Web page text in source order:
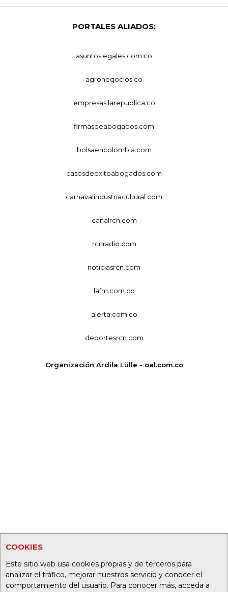
COOKIES
Este sitio web usa cookies propias y de terceros para
analizar el tráfico, mejorar nuestros servicio y conocer el
comportamiento del usuario. Para conocer más, acceda a
PORTALES ALIADOS:
asuntoslegales.com.co
agronegocios.co
empresas.larepublica.co
firmasdeabogados.com
bolsaencolombia.com
casosdeexitoabogados.com
carnavalindustriacultural.com
canalrcn.com
rcnradio.com
noticiasrcn.com
lafm.com.co
alerta.com.co
deportesrcn.com
Organización Ardila Lülle - oal.com.co